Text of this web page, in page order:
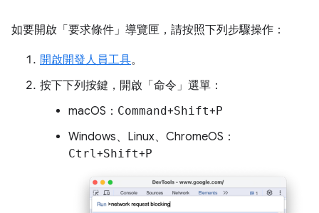
如要開啟「要求條件」 導覽匣，請按照下列步驟操作：
開啟開發人員工具。
按下下列按鍵，開啟「命令」選單 ：
macOS： Command+Shift+ P
Windows、Linux、ChromeOS：
Ctrl+Shift+ P